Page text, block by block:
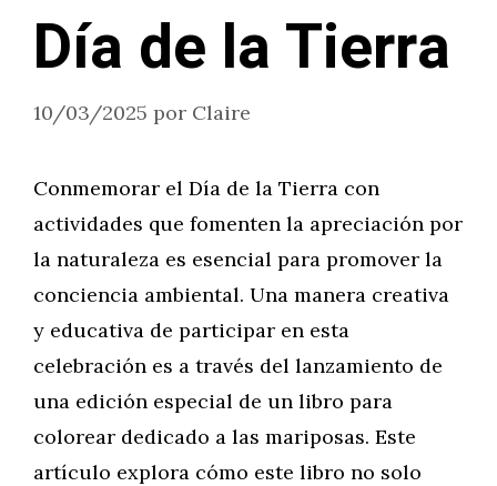
Día de la Tierra
10/03/2025 por Claire
Conmemorar el Día de la Tierra con
actividades que fomenten la apreciación por
la naturaleza es esencial para promover la
conciencia ambiental. Una manera creativa
y educativa de participar en esta
celebración es a través del lanzamiento de
una edición especial de un libro para
colorear dedicado a las mariposas. Este
artículo explora cómo este libro no solo